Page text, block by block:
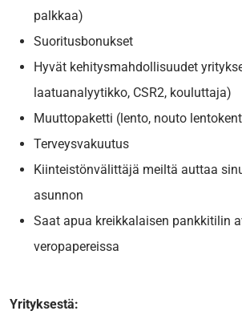
palkkaa)
Suoritusbonukset
Hyvät kehitysmahdollisuudet
laatuanalyytikko, CSR2, kouluttaja)
Muuttopaketti (lento, nouto
Terveysvakuutus
Kiinteistönvälittäjä meiltä auttaa
asunnon
Saat apua kreikkalaisen pankkitilin
veropapereissa
Yrityksestä: